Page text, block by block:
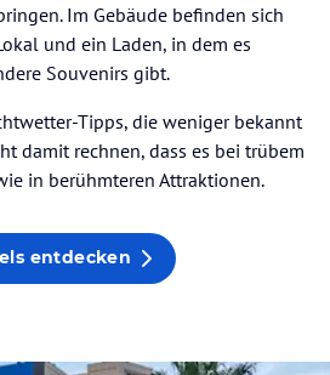
Im Gebäude befinden sich
und ein Laden, in dem es
Souvenirs gibt.
Tipps, die weniger bekannt
damit rechnen, dass es bei trübem
in berühmteren Attraktionen.
entdecken